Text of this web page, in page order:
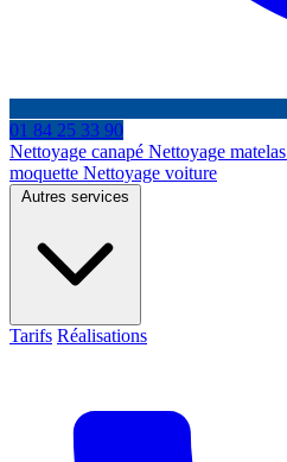
01 84 25 33 90
Nettoyage canapé Nettoyage matelas
moquette Nettoyage voiture
Autres services
Tarifs Réalisations